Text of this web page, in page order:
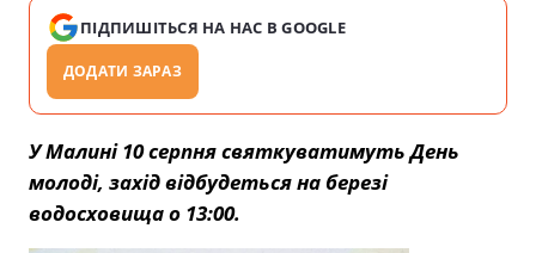
ПІДПИШІТЬСЯ НА НАС В GOOGLE
ДОДАТИ ЗАРАЗ
У Малині 10 серпня святкуватимуть День
молоді, захід відбудеться на березі
водосховища о 13:00.